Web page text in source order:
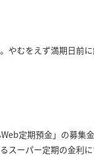
やむをえず満期日前
定期預金」の募集
スーパー定期の金利